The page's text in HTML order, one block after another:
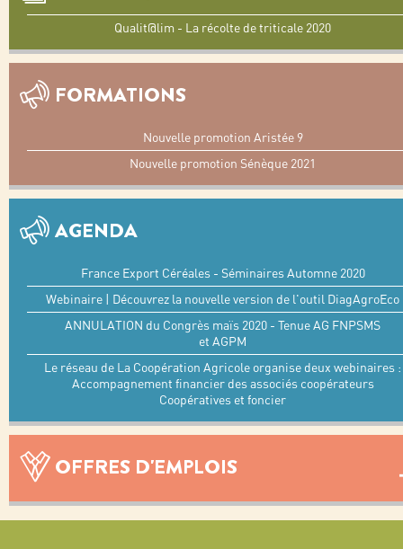
Qualit@lim - La récolte de triticale 2020
FORMATIONS
Nouvelle promotion Aristée 9
Nouvelle promotion Sénèque 2021
AGENDA
France Export Céréales - Séminaires Automne 2020
Webinaire | Découvrez la nouvelle version de l'outil DiagAgroEco
ANNULATION du Congrès maïs 2020 - Tenue AG FNPSMS
et AGPM
Le réseau de La Coopération Agricole organise deux webinaires :
Accompagnement financier des associés coopérateurs
Coopératives et foncier
OFFRES D'EMPLOIS